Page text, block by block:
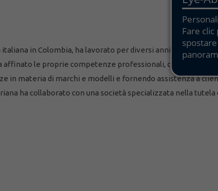
in Colombia, ha lavorato per diversi anni presso uno
le proprie competenze professionali, occupandosi
materia di marchi e modelli e fornendo assistenza a
ha collaborato con una società specializzata nella